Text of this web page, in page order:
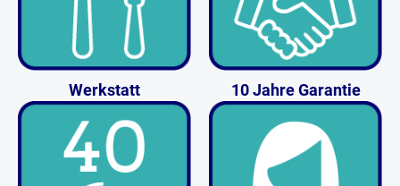
Werkstatt 10 Jahre Garantie